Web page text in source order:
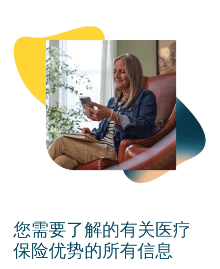
您需要了解的有关医疗
保险优势的所有信息